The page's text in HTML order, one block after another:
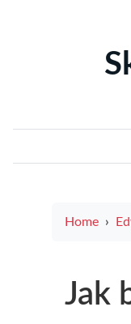
Home
Jak